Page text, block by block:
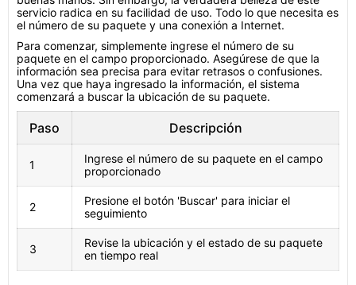
servicio radica en su facilidad de uso. Todo lo que necesita es
el número de su paquete y una conexión a Internet.
Para comenzar, simplemente ingrese el número de su
paquete en el campo proporcionado. Asegúrese de que la
información sea precisa para evitar retrasos o confusiones.
Una vez que haya ingresado la información, el sistema
comenzará a buscar la ubicación de su paquete.
Paso Descripción
1
Ingrese el número de su paquete en el campo
proporcionado
2
Presione el botón 'Buscar' para iniciar el
seguimiento
3
Revise la ubicación y el estado de su paquete
en tiempo real